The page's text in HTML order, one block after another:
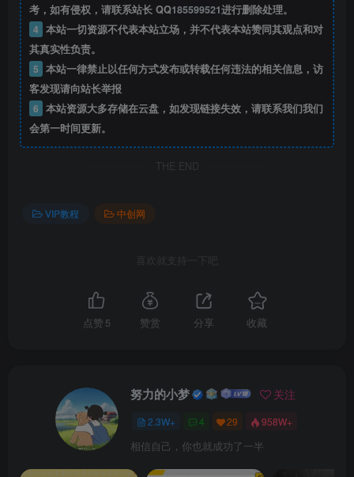
考，如有侵权，请联系站长 QQ185599521进行删除处理。
4 本站一切资源不代表本站立场，并不代表本站赞同其观点和对
其真实性负责。
5 本站一律禁止以任何方式发布或转载任何违法的相关信息，访
客发现请向站长举报
6 本站资源大多存储在云盘，如发现链接失效，请联系我们我们
会第一时间更新。
THE END
VIP教程 中创网
喜欢就支持一下吧
点赞 5 赞赏 分享 收藏
努力的小梦 关注
2.3W+ 4 29 958W+
相信自己，你也就成功了一半